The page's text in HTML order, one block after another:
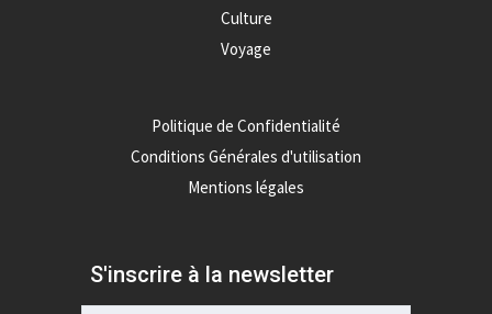
Culture
Voyage
Politique de Confidentialité
Conditions Générales d'utilisation
Mentions légales
S'inscrire à la newsletter